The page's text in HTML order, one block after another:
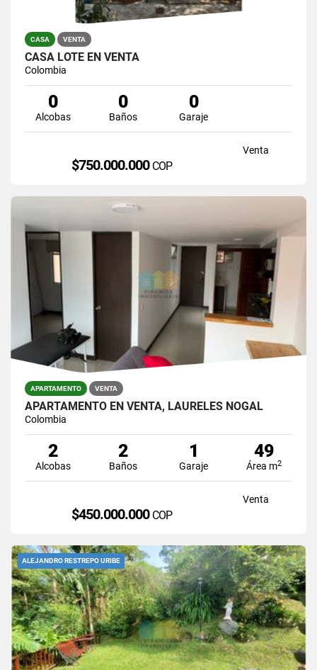
CASA VENTA
CASA LOTE EN VENTA
Colombia
0
Alcobas
0
Baños
0
Garaje
Venta
$750.000.000 COP
APARTAMENTO VENTA
APARTAMENTO EN VENTA, LAURELES NOGAL
Colombia
2
Alcobas
2
Baños
1
Garaje
49
Área m2
Venta
$450.000.000 COP
ALEJANDRO RESTREPO URIBE